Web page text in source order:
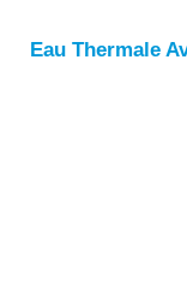
Eau Thermale